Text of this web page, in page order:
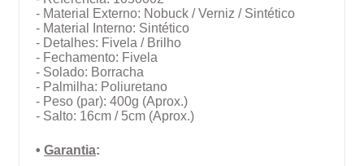
- Material Externo: Nobuck / Verniz / Sintético
- Material Interno: Sintético
- Detalhes: Fivela / Brilho
- Fechamento: Fivela
- Solado: Borracha
- Palmilha: Poliuretano
- Peso (par): 400g (Aprox.)
- Salto: 16cm / 5cm (Aprox.)
• Garantia: